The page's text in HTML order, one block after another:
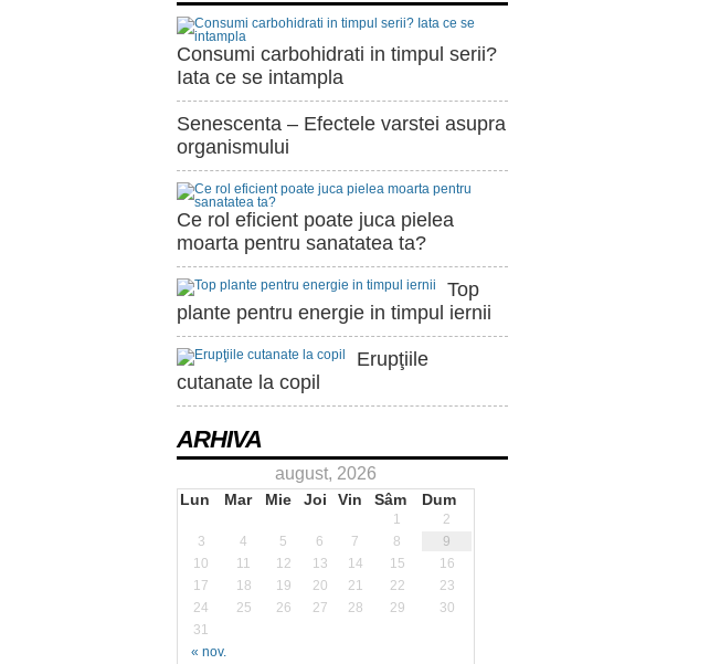
Consumi carbohidrati in timpul serii?
Iata ce se intampla
Senescenta – Efectele varstei asupra
organismului
Ce rol eficient poate juca pielea
moarta pentru sanatatea ta?
Top
plante pentru energie in timpul iernii
Erupţiile
cutanate la copil
ARHIVA
august, 2026
Lun Mar Mie Joi Vin Sâm Dum
« nov.
1
2
3
4 5 6 7 8
9
10
11 12 13 14 15
16
17
18 19 20 21 22
23
24
25 26 27 28 29
30
31